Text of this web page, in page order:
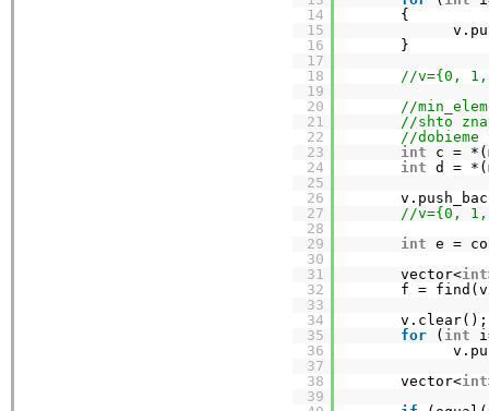
14
15
16
17
18
19
20
21
22
23
24
25
26
27
28
29
30
31
32
33
34
35
36
37
38
39
{
}
//v={0,
//
//shto
//dobieme
int
c =
int d =
//v={0,
int e =
vector<int
f =
v.clear();
for
( int
vector<int